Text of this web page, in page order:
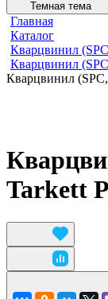
Темная тема
Главная
Каталог
Кварцвинил
Кварцвинил
Кварцвинил
Tarkett